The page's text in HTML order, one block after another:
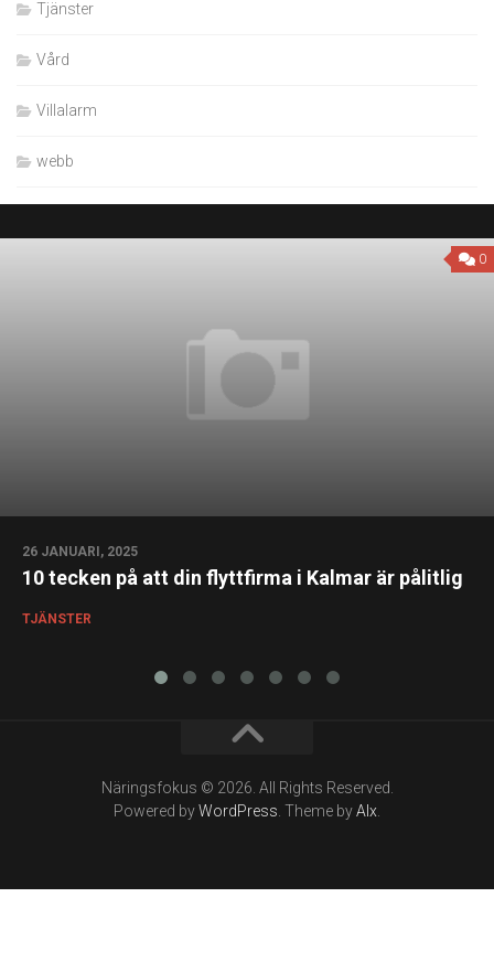
Tjänster
Vård
Villalarm
webb
0
26 JANUARI, 2025
10 tecken på att din flyttfirma i Kalmar är pålitlig
TJÄNSTER
Näringsfokus © 2026. All Rights Reserved.
Powered byWordPress. Theme byAlx.